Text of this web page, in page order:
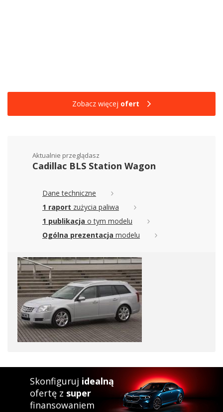
Zobacz więcej ofert
Aktualnie przeglądasz
Cadillac BLS Station Wagon
Dane techniczne
1 raport zużycia paliwa
1 publikacja o tym modelu
Ogólna prezentacja modelu
Skonfiguruj idealną
ofertę z super
finansowaniem